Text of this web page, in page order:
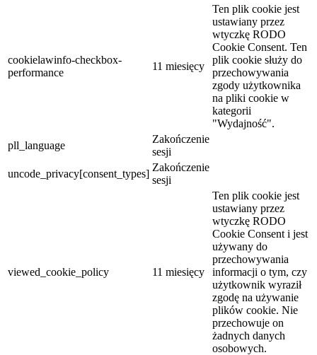
cookielawinfo-checkbox-
performance
11 miesięcy
Ten plik cookie jest
ustawiany przez
wtyczkę RODO
Cookie Consent. Ten
plik cookie służy do
przechowywania
zgody użytkownika
na pliki cookie w
kategorii
"Wydajność".
pll_language
Zakończenie
sesji
uncode_privacy[consent_types]
Zakończenie
sesji
viewed_cookie_policy 11 miesięcy
Ten plik cookie jest
ustawiany przez
wtyczkę RODO
Cookie Consent i jest
używany do
przechowywania
informacji o tym, czy
użytkownik wyraził
zgodę na używanie
plików cookie. Nie
przechowuje on
żadnych danych
osobowych.